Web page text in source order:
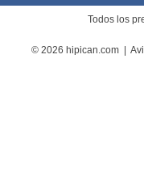
Todos los
© 2026 hipican.com |